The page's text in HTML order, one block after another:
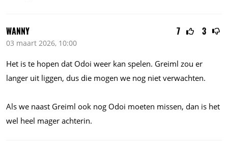
7 3
WANNY
03 maart 2026, 10:00
Het is te hopen dat Odoi weer kan spelen. Greiml zou er
langer uit liggen, dus die mogen we nog niet verwachten.
Als we naast Greiml ook nog Odoi moeten missen, dan is het
wel heel mager achterin.